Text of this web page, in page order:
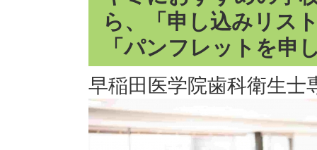
ら、「申し込みリス
「パンフレットを申
早稲田医学院歯科衛生士